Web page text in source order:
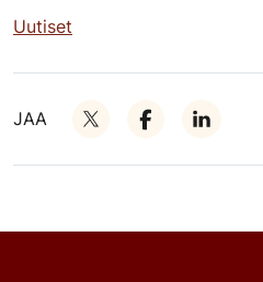
Uutiset
JAA